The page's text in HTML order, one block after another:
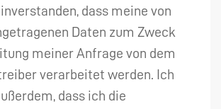
dass meine von
Daten zum Zweck
meiner Anfrage von dem
verarbeitet werden. Ich
dass ich die